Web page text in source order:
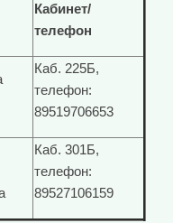
Кабинет/
телефон
Каб. 225Б,
телефон:
89519706653
Каб. 301Б,
телефон:
89527106159